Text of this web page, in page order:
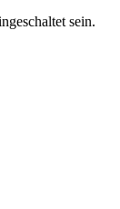
sein.